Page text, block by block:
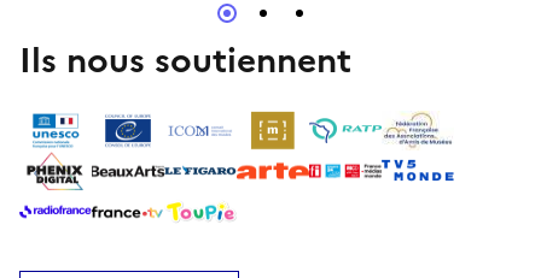
Ils nous soutiennent